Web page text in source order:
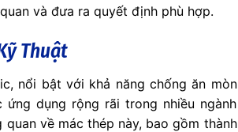
và đưa ra quyết định phù hợp.
Thuật
nổi bật với khả năng chống ăn mòn
dụng rộng rãi trong nhiều ngành
về mác thép này, bao gồm thành